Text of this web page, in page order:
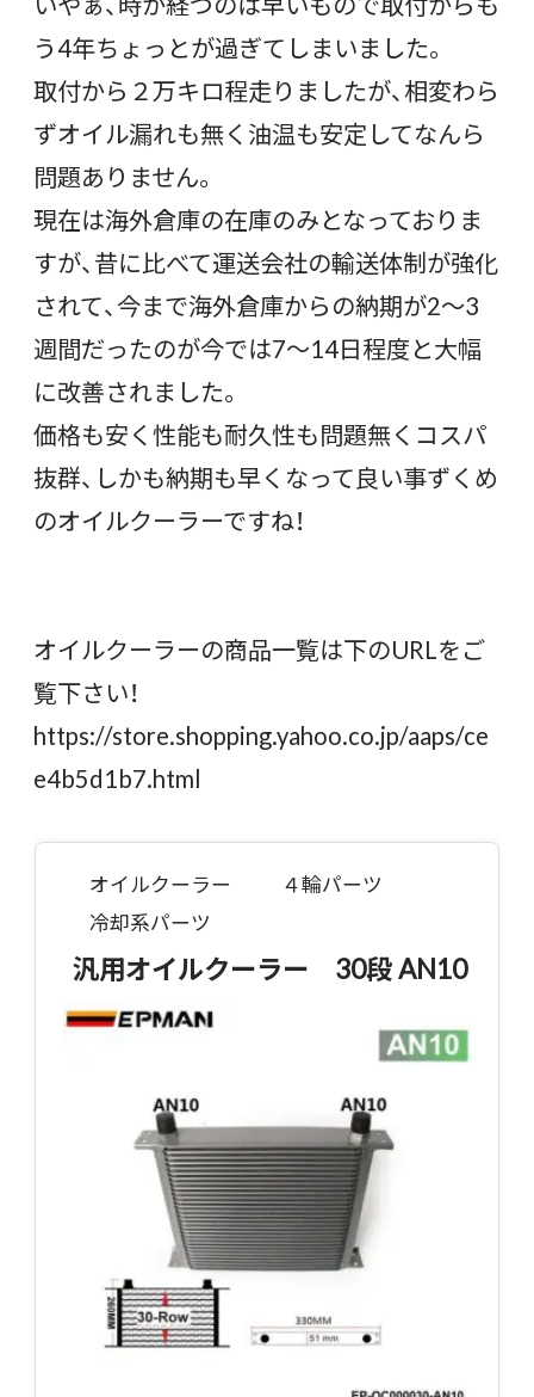
う4年ちょっとが過ぎてしまいました。
取付から２万キロ程走りましたが、相変わら
ずオイル漏れも無く油温も安定してなんら
問題ありません。
現在は海外倉庫の在庫のみとなっておりま
すが、昔に比べて運送会社の輸送体制が強化
されて、今まで海外倉庫からの納期が2～3
週間だったのが今では7～14日程度と大幅
に改善されました。
価格も安く性能も耐久性も問題無くコスパ
抜群、しかも納期も早くなって良い事ずくめ
のオイルクーラーですね！
オイルクーラーの商品一覧は下のURLをご
覧下さい！
https://store.shopping.yahoo.co.jp/aaps/ce
e4b5d1b7.html
オイルクーラー
４輪パーツ
冷却系パーツ
汎用オイルクーラー 30段 AN10